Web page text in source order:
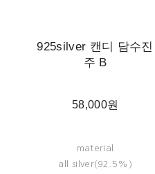
925silver 캔디 담수진
주 B
58,000원
material
all silver(92.5%)